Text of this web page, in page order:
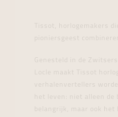
Tissot, horlogemakers
pioniersgeest
Genesteld in de
Locle maakt Tissot
verhalenvertellers
het leven: niet alleen de
belangrijk, maar ook het